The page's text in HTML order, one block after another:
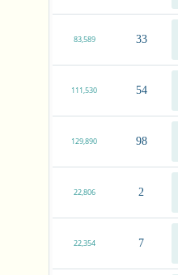
33
83,589
54
111,530
98
129,890
2
22,806
7
22,354